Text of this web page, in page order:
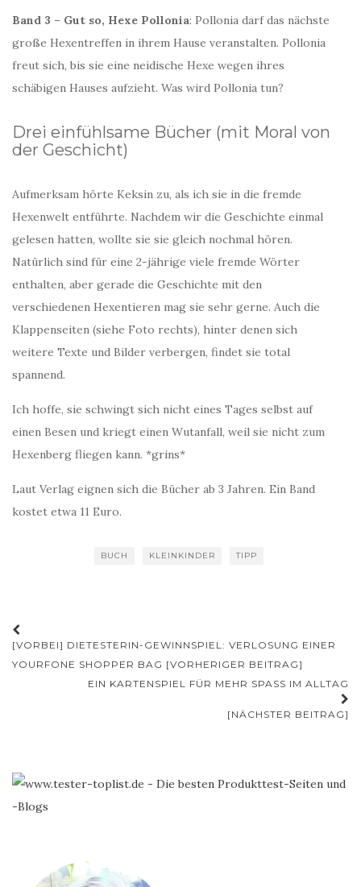
Band 3 – Gut so, Hexe Pollonia: Pollonia darf das nächste
große Hexentreffen in ihrem Hause veranstalten. Pollonia
freut sich, bis sie eine neidische Hexe wegen ihres
schäbigen Hauses aufzieht. Was wird Pollonia tun?
Drei einfühlsame Bücher (mit Moral von
der Geschicht)
Aufmerksam hörte Keksin zu, als ich sie in die fremde
Hexenwelt entführte. Nachdem wir die Geschichte einmal
gelesen hatten, wollte sie sie gleich nochmal hören.
Natürlich sind für eine 2-jährige viele fremde Wörter
enthalten, aber gerade die Geschichte mit den
verschiedenen Hexentieren mag sie sehr gerne. Auch die
Klappenseiten (siehe Foto rechts), hinter denen sich
weitere Texte und Bilder verbergen, findet sie total
spannend.
Ich hoffe, sie schwingt sich nicht eines Tages selbst auf
einen Besen und kriegt einen Wutanfall, weil sie nicht zum
Hexenberg fliegen kann. *grins*
Laut Verlag eignen sich die Bücher ab 3 Jahren. Ein Band
kostet etwa 11 Euro.
BUCH KLEINKINDER TIPP
Beitrags-
Navigation
[VORBEI] DIETESTERIN-GEWINNSPIEL: VERLOSUNG EINER
YOURFONE SHOPPER BAG [VORHERIGER BEITRAG]
EIN KARTENSPIEL FÜR MEHR SPASS IM ALLTAG
[NÄCHSTER BEITRAG]